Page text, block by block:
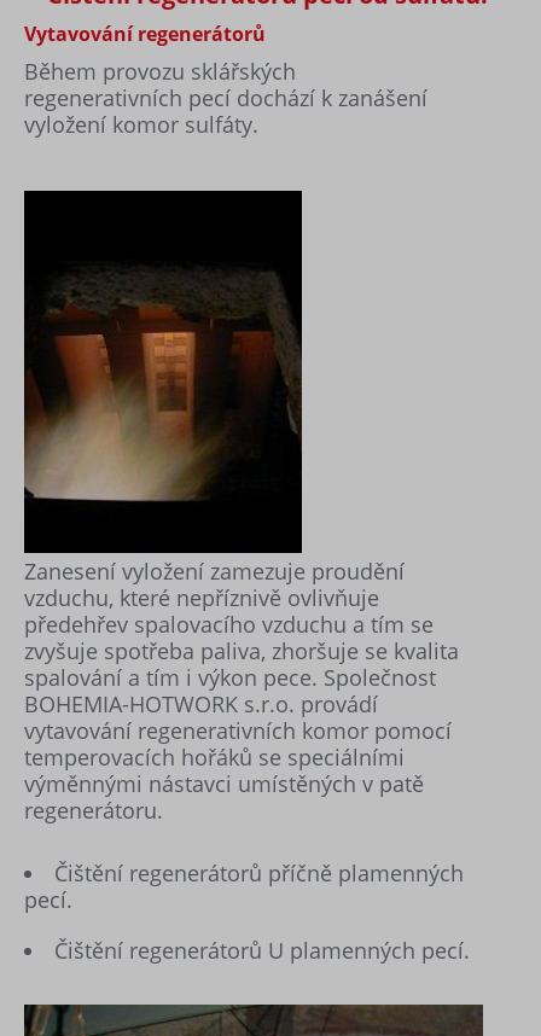
Vytavování regenerátorů
Během provozu sklářských
regenerativních pecí dochází k zanášení
vyložení komor sulfáty.
Zanesení vyložení zamezuje proudění
vzduchu, které nepříznivě ovlivňuje
předehřev spalovacího vzduchu a tím se
zvyšuje spotřeba paliva, zhoršuje se kvalita
spalování a tím i výkon pece. Společnost
BOHEMIA-HOTWORK s.r.o. provádí
vytavování regenerativních komor pomocí
temperovacích hořáků se speciálními
výměnnými nástavci umístěných v patě
regenerátoru.
Čištění regenerátorů příčně plamenných
pecí.
Čištění regenerátorů U plamenných pecí.